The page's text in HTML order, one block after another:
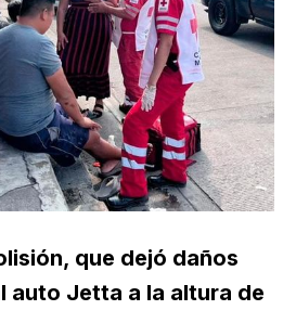
que dejó daños
auto Jetta a la altura de